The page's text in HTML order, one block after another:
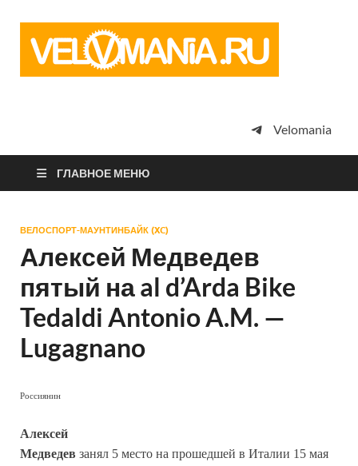
просто
Velomania
ГЛАВНОЕ МЕНЮ
ВЕЛОСПОРТ-МАУНТИНБАЙК (XC)
Алексей Медведев
пятый на al d’Arda Bike
Tedaldi Antonio A.M. —
Lugagnano
Россиянин
Алексей
Медведев занял 5 место на прошедшей в Италии 15 мая